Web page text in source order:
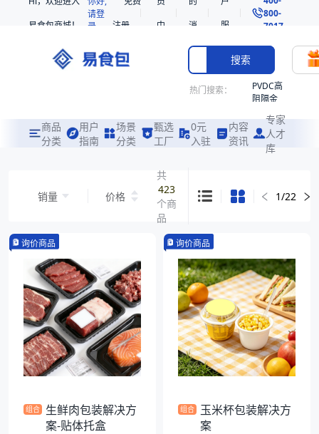
易食包商城！
请登
录
注册
中
消
息
服
务
800-
7017
搜索
热门搜索：
PVDC高
阻隔金
共挤热
收缩袋
收缩袋
221330
SE53
热收缩
袋
拉伸膜
商品
分类
用户
指南
场景
分类
甄选
工厂
0元
入驻
内容
资讯
专家
人才
库
销量 价格
共
423
个商
品
1/22
询价商品
组合 生鲜肉包装解决方
案-贴体托盒
询价商品
组合 玉米杯包装解决方
案